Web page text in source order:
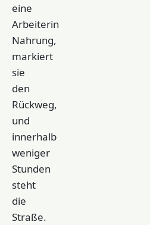
eine
Arbeiterin
Nahrung,
markiert
sie
den
Rückweg,
und
innerhalb
weniger
Stunden
steht
die
Straße.